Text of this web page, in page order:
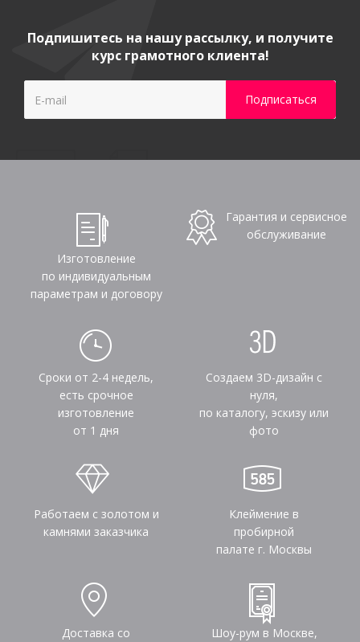
Подпишитесь на нашу рассылку, и получите
курс грамотного клиента!
Изготовление
по индивидуальным
параметрам и договору
Гарантия и сервисное
обслуживание
Сроки от 2-4 недель,
есть срочное
изготовление
от 1 дня
Создаем 3D-дизайн с
нуля,
по каталогу, эскизу или
фото
Работаем с золотом и
камнями заказчика
Клеймение в
пробирной
палате г. Москвы
Доставка со
Шоу-рум в Москве,